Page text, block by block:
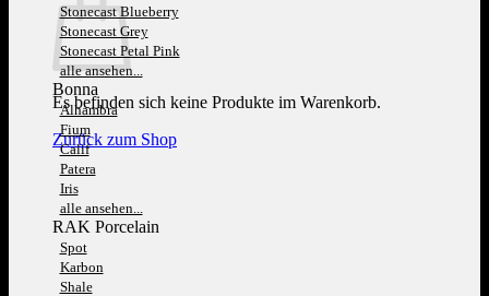
Es befinden sich keine Produkte im Warenkorb.
Zurück zum Shop
Stonecast Blueberry
Stonecast Grey
Stonecast Petal Pink
alle ansehen...
Bonna
Alhambra
Fium
Calif
Patera
Iris
alle ansehen...
RAK Porcelain
Spot
Karbon
Shale